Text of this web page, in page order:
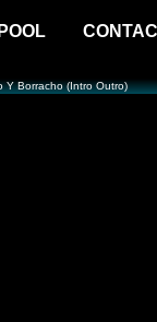
Borracho (Intro Outro)